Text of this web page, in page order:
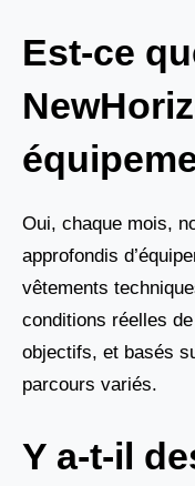
Est-ce
Oui, chaque mois,
approfondis
vêtements
conditions réelles
objectifs, et basés
parcours variés.
Y a-t-il